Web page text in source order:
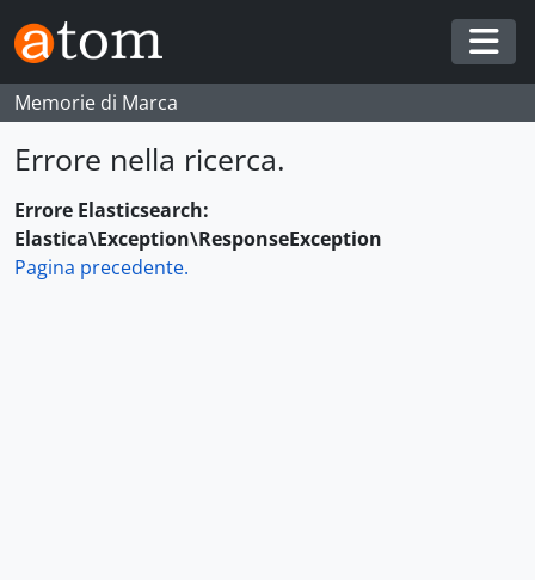
Skip to main content
Memorie di Marca
Errore nella ricerca.
Errore Elasticsearch:
Elastica\Exception\ResponseException
Pagina precedente.